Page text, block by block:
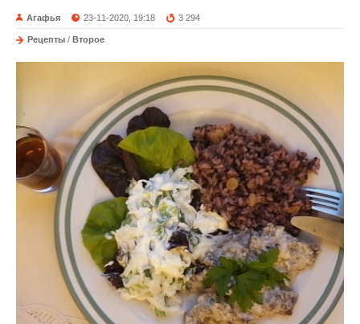
Агафья 23-11-2020, 19:18 3 294
Рецепты / Второе